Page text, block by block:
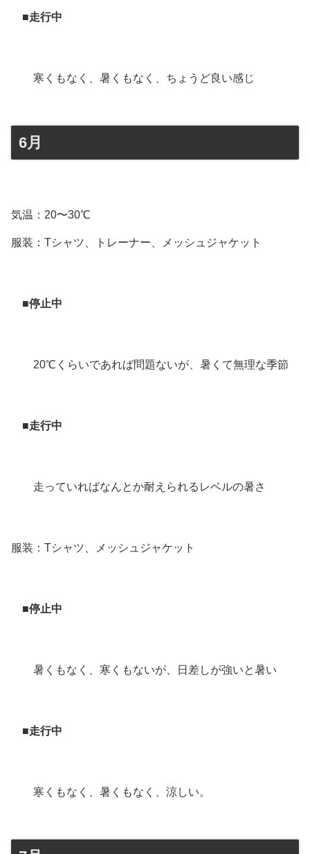
■走行中
寒くもなく、暑くもなく、ちょうど良い感じ
6月
気温：20〜30℃
服装：Tシャツ、トレーナー、メッシュジャケット
■停止中
20℃くらいであれば問題ないが、暑くて無理な季節
■走行中
走っていればなんとか耐えられるレベルの暑さ
服装：Tシャツ、メッシュジャケット
■停止中
暑くもなく、寒くもないが、日差しが強いと暑い
■走行中
寒くもなく、暑くもなく、涼しい。